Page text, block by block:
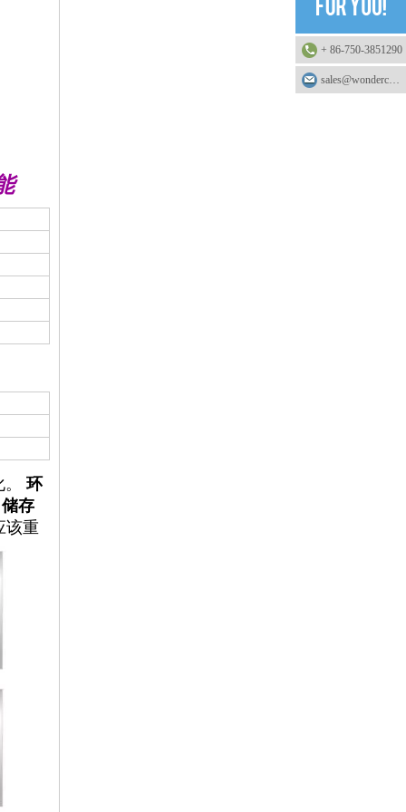
环
储存
该重
+ 86-750-3851290
sales@wonderchemical.com